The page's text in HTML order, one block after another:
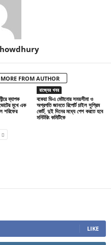
MORE FROM AUTHOR
ব্যাপক
মুখে এক
শরিফের
রাজ্যের খবর
বকেয়া ডিএ মেটানোর সময়সীমা ও
অগ্রগতি জানতে রিপোর্ট চাইল সুপ্রিম
কোর্ট, দুই দিনের মধ্যে পেশ করতে হবে
মনিটরিং কমিটিকে
LIKE